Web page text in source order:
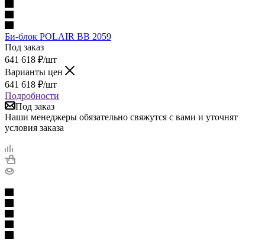
Би-блок POLAIR BB 2059
Под заказ
641 618 ₽/шт
Варианты цен
641 618 ₽/шт
Подробности
Под заказ
Наши менеджеры обязательно свяжутся с вами и уточнят
условия заказа